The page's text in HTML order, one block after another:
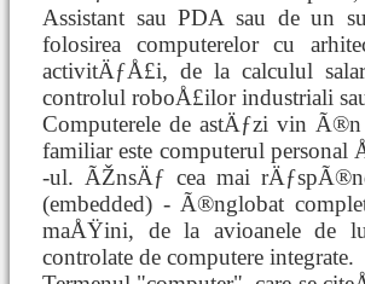
Assistant sau PDA sau de un
folosirea computerelor cu
activitÄƒÅ£i, de la calculul
controlul roboÅ£ilor industriali
Computerele de astÄƒzi vin
familiar este computerul
-ul. ÃŽnsÄƒ cea mai
(embedded) - Ã®nglobat
maÅŸini, de la avioanele de
controlate de computere integrate.